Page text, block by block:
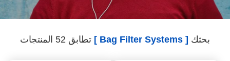
بحثك [ Bag Filter Systems ] تطابق 52 المنتجات